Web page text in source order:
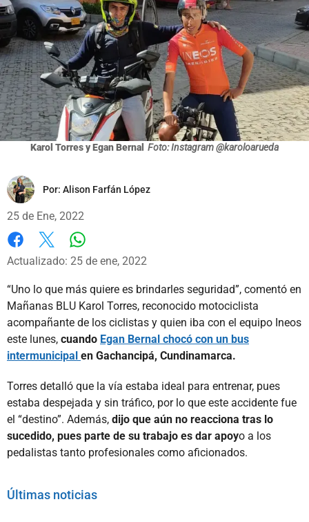
Karol Torres y Egan Bernal Foto: Instagram @karoloarueda
Por: Alison Farfán López
25 de Ene, 2022
Facebook
X
Actualizado: 25 de ene, 2022
“Uno lo que más quiere es brindarles seguridad”, comentó en
Mañanas BLU Karol Torres, reconocido motociclista
acompañante de los ciclistas y quien iba con el equipo Ineos
este lunes, cuando Egan Bernal chocó con un bus
intermunicipal en Gachancipá, Cundinamarca.
Torres detalló que la vía estaba ideal para entrenar, pues
estaba despejada y sin tráfico, por lo que este accidente fue
el “destino”. Además, dijo que aún no reacciona tras lo
sucedido, pues parte de su trabajo es dar apoyo a los
pedalistas tanto profesionales como aficionados.
Últimas noticias